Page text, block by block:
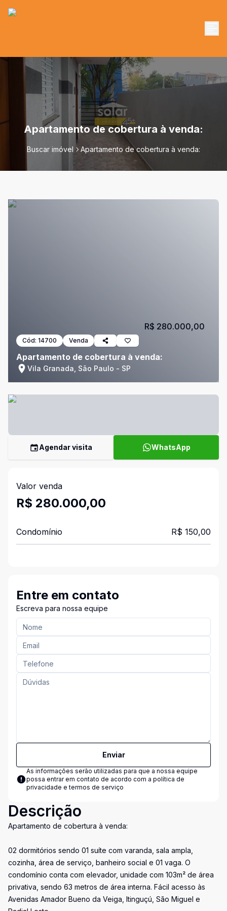
Apartamento de cobertura à venda:
Buscar imóvel Apartamento de cobertura à venda:
Cód: 14700 Venda
Apartamento de cobertura à venda:
Vila Granada, São Paulo - SP
R$ 280.000,00
Agendar visita WhatsApp
Valor venda
R$ 280.000,00
Condomínio R$ 150,00
Entre em contato
Escreva para nossa equipe
Enviar
As informações serão utilizadas para que a nossa equipe
possa entrar em contato de acordo com a política de
privacidade e termos de serviço
Descrição
Apartamento de cobertura à venda:
02 dormitórios sendo 01 suíte com varanda, sala ampla,
cozinha, área de serviço, banheiro social e 01 vaga. O
condomínio conta com elevador, unidade com 103m² de área
privativa, sendo 63 metros de área interna. Fácil acesso às
Avenidas Amador Bueno da Veiga, Itinguçú, São Miguel e